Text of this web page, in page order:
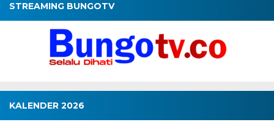
STREAMING BUNGOTV
KALENDER 2026